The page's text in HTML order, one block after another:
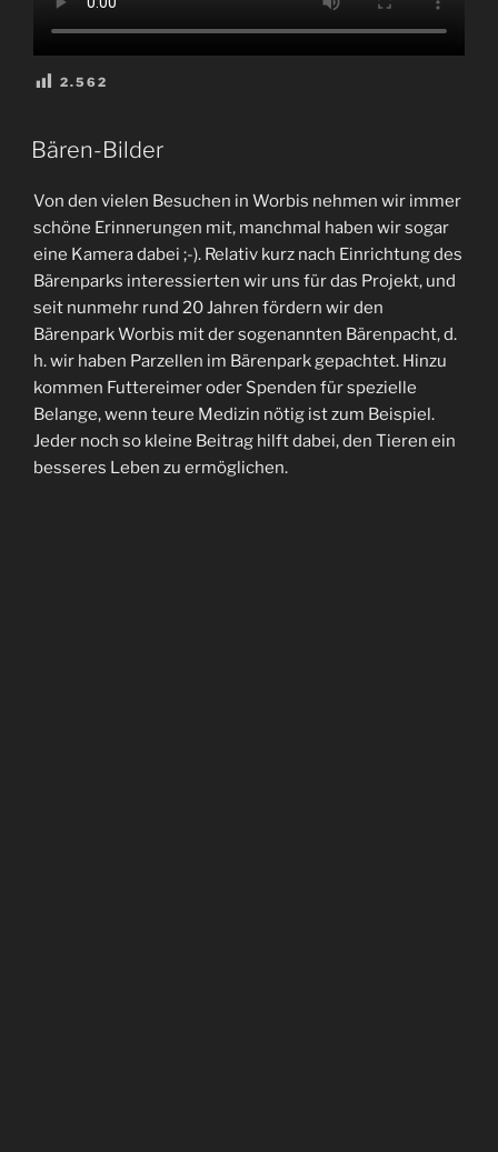
2.562
VERÖFFENTLICHT
AM
Bären-Bilder
Von den vielen Besuchen in Worbis nehmen wir immer
schöne Erinnerungen mit, manchmal haben wir sogar
eine Kamera dabei ;-). Relativ kurz nach Einrichtung des
Bärenparks interessierten wir uns für das Projekt, und
seit nunmehr rund 20 Jahren fördern wir den
Bärenpark Worbis mit der sogenannten Bärenpacht, d.
h. wir haben Parzellen im Bärenpark gepachtet. Hinzu
kommen Futtereimer oder Spenden für spezielle
Belange, wenn teure Medizin nötig ist zum Beispiel.
Jeder noch so kleine Beitrag hilft dabei, den Tieren ein
besseres Leben zu ermöglichen.